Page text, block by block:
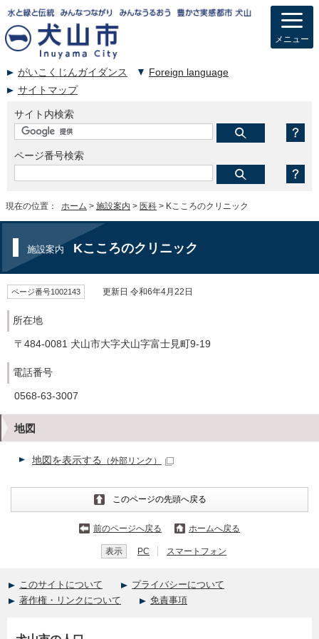
がいこくじんガイダンス
Foreign language
サイトマップ
サイト内検索
ページ番号検索
メニュー
現在の位置： ホーム > 施設案内 > 医科 > Kこころのクリニック
施設案内 Kこころのクリニック
ページ番号1002143 更新日 令和6年4月22日
所在地
〒484-0081 犬山市大字犬山字富士見町9-19
電話番号
0568-63-3007
地図
地図を表示する （外部リンク）
このページの先頭へ戻る
前のページへ戻る ホームへ戻る
表示 PC スマートフォン
このサイトについて
プライバシーについて
著作権・リンクについて
免責事項